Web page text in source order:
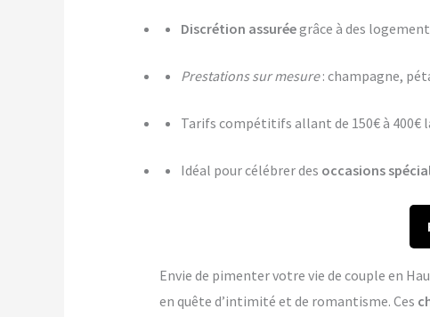
Discrétion assuréegrâce à des
Prestations sur mesure: champagne,
Tarifs compétitifs allant de 150€ à 400€
Idéal pour célébrer des occasions
Envie de pimenter votre vie de couple en
en quête d’intimité et de romantisme. Ces